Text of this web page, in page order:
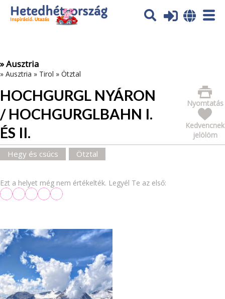
Az oldal sütiket (cookies) használ. További tájékoztatás itt:
Adatvédelmi tájékoztató
» Ausztria
» Ausztria » Tirol » Ötztal
HOCHGURGL NYÁRON
/ HOCHGURGLBAHN I.
ÉS II.
Nyomtatás
Kedvencnek
jelölöm
Hegy és csúcs Ötztal
Ezt a helyet még nem értékelték. Legyél Te az első: